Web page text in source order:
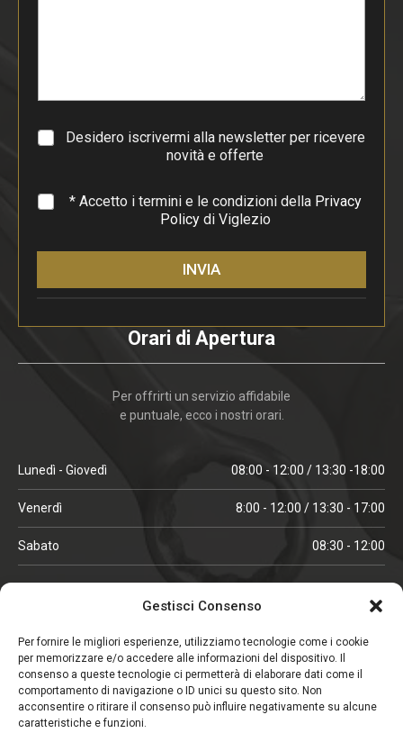
Gestisci Consenso
Per fornire le migliori esperienze, utilizziamo tecnologie come i cookie
per memorizzare e/o accedere alle informazioni del dispositivo. Il
consenso a queste tecnologie ci permetterà di elaborare dati come il
comportamento di navigazione o ID unici su questo sito. Non
acconsentire o ritirare il consenso può influire negativamente su alcune
caratteristiche e funzioni.
g
a
f
Desidero iscrivermi alla newsletter per ricevere
novità e offerte
* * Accetto i termini e le condizioni della Privacy
Policydi Viglezio
INVIA
Orari di Apertura
Per offrirti un servizio affidabile
e puntuale, ecco i nostri orari.
Lunedì - Giovedì 08:00 - 12:00 / 13:30 -18:00
Venerdì 8:00 - 12:00 / 13:30 - 17:00
Sabato 08:30 - 12:00
ORARI IN ALTA STAGIONE
Lunedì - Venerdì 08:00 - 12:00 / 13:30 -18:00
Sabato 08:00 - 12:00